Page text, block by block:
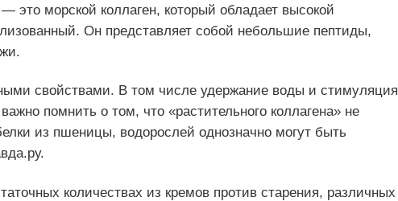
это морской коллаген, который обладает высокой
Он представляет собой небольшие пептиды,
свойствами. В том числе удержание воды и стимуляция
помнить о том, что «растительного коллагена» не
из пшеницы, водорослей однозначно могут быть
количествах из кремов против старения, различных